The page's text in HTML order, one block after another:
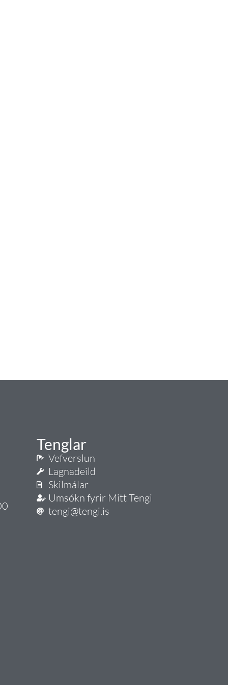
Tenglar
Vefverslun
Lagnadeild
Skilmálar
Umsókn fyrir Mitt Tengi
tengi@tengi.is